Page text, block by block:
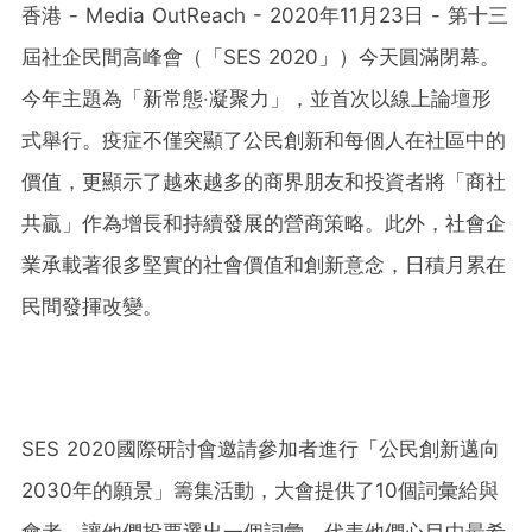
香港 - Media OutReach - 2020年11月23日 - 第十三
屆社企民間高峰會（「SES 2020」）今天圓滿閉幕。
今年主題為「新常態‧凝聚力」，並首次以線上論壇形
式舉行。疫症不僅突顯了公民創新和每個人在社區中的
價值，更顯示了越來越多的商界朋友和投資者將「商社
共贏」作為增長和持續發展的營商策略。此外，社會企
業承載著很多堅實的社會價值和創新意念，日積月累在
民間發揮改變。
SES 2020國際研討會邀請參加者進行「公民創新邁向
2030年的願景」籌集活動，大會提供了10個詞彙給與